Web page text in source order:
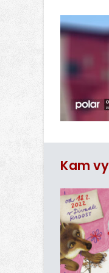
Kam